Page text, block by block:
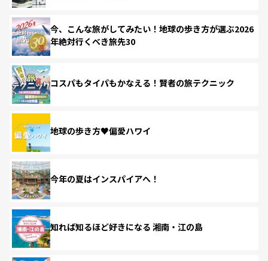
今、こんな旅がしてみたい！地球の歩き方が選ぶ2026
年絶対行くべき旅先30
コスパもタイパもかなえる！賢者の旅テクニック
地球の歩き方♥偏愛ハワイ
今年の夏はインスパイアへ！
知れば知るほど好きになる 湘南・江の島